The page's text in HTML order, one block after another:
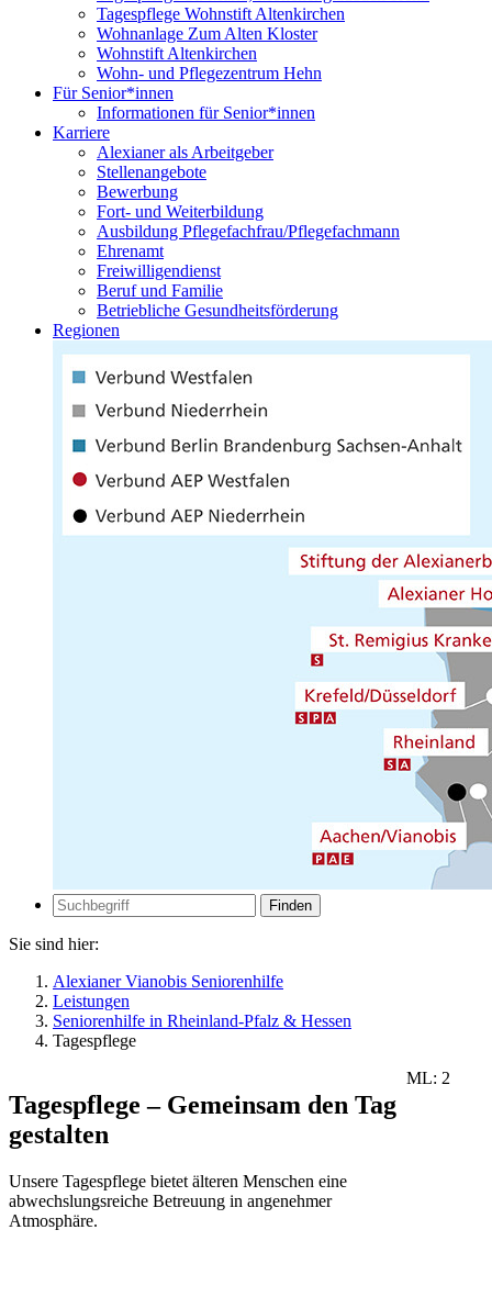
Tagespflege Wohnstift Altenkirchen
Wohnanlage Zum Alten Kloster
Wohnstift Altenkirchen
Wohn- und Pflegezentrum Hehn
Für Senior*innen
Informationen für Senior*innen
Karriere
Alexianer als Arbeitgeber
Stellenangebote
Bewerbung
Fort- und Weiterbildung
Ausbildung Pflegefachfrau/Pflegefachmann
Ehrenamt
Freiwilligendienst
Beruf und Familie
Betriebliche Gesundheitsförderung
Regionen
Zur
Suche
Suche
Sie sind hier:
Alexianer Vianobis Seniorenhilfe
Leistungen
Seniorenhilfe in Rheinland-Pfalz & Hessen
Tagespflege
Tagespflege – Gemeinsam den Tag
gestalten
Unsere Tagespflege bietet älteren Menschen eine
abwechslungsreiche Betreuung in angenehmer
Atmosphäre.
ML: 2